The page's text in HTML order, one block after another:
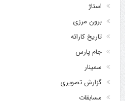
استاژ
برون مرزی
تاریخ کاراته
جام پارس
سمینار
گزارش تصویری
مسابقات